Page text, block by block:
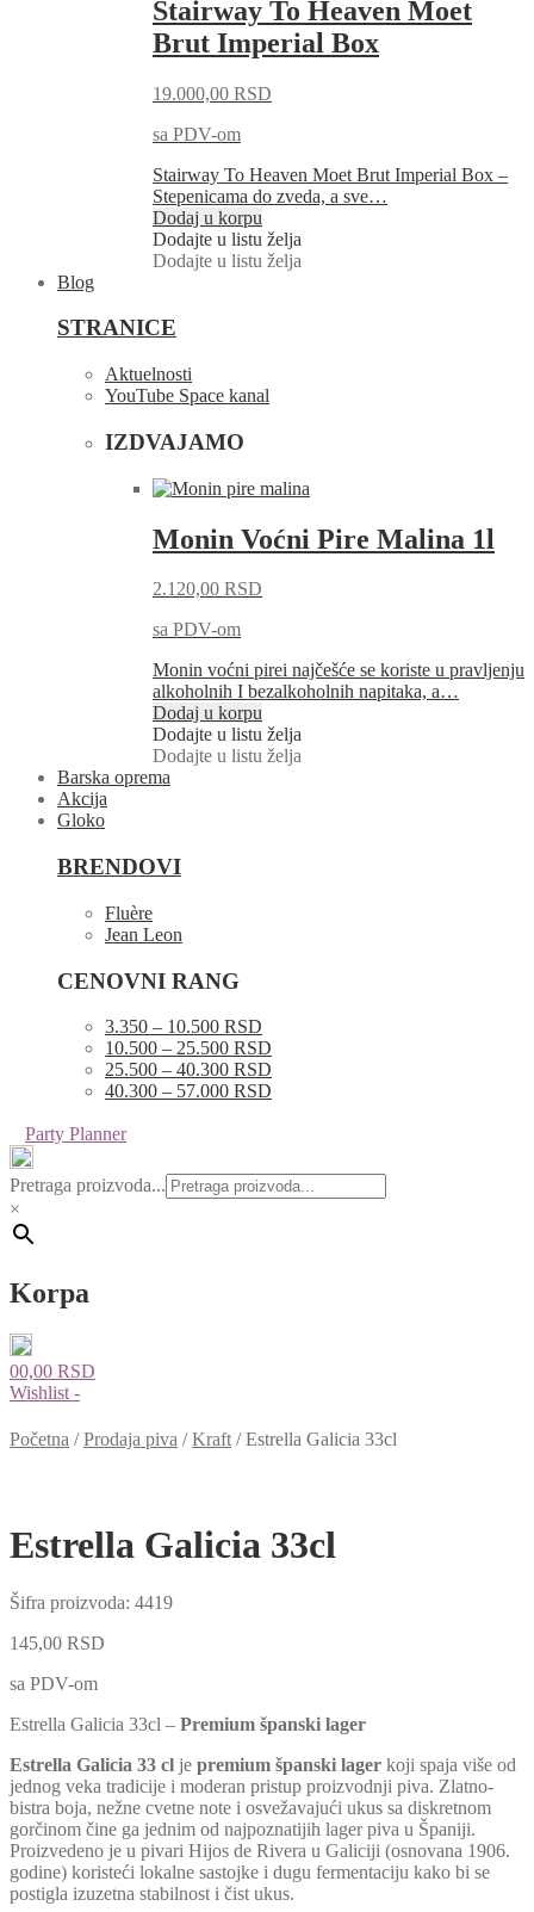
Stairway To Heaven Moet
Brut Imperial Box
19.000,00 RSD
sa PDV-om
Stairway To Heaven Moet Brut Imperial Box –
Stepenicama do zveda, a sve…
Dodaj u korpu
Dodajte u listu želja
Dodajte u listu želja
Blog
STRANICE
Aktuelnosti
YouTube Space kanal
IZDVAJAMO
Monin Voćni Pire Malina 1l
2.120,00 RSD
sa PDV-om
Monin voćni pirei najčešće se koriste u pravljenju
alkoholnih I bezalkoholnih napitaka, a…
Dodaj u korpu
Dodajte u listu želja
Dodajte u listu želja
Barska oprema
Akcija
Gloko
BRENDOVI
Fluère
Jean Leon
CENOVNI RANG
3.350 – 10.500 RSD
10.500 – 25.500 RSD
25.500 – 40.300 RSD
40.300 – 57.000 RSD
Party Planner
Pretraga proizvoda...
×
Korpa
00,00 RSD
Wishlist -
Početna /Prodaja piva /Kraft /Estrella Galicia 33cl
Estrella Galicia 33cl
Šifra proizvoda: 4419
145,00 RSD
sa PDV-om
Estrella Galicia 33cl – Premium španski lager
Estrella Galicia 33 cl je premium španski lager koji spaja više od
jednog veka tradicije i moderan pristup proizvodnji piva. Zlatno-
bistra boja, nežne cvetne note i osvežavajući ukus sa diskretnom
gorčinom čine ga jednim od najpoznatijih lager piva u Španiji.
Proizvedeno je u pivari Hijos de Rivera u Galiciji (osnovana 1906.
godine) koristeći lokalne sastojke i dugu fermentaciju kako bi se
postigla izuzetna stabilnost i čist ukus.